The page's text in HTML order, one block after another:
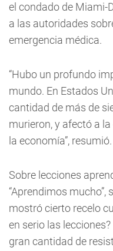
el condado de Miami-
a las autoridades
emergencia médica.
“Hubo un profundo
mundo. En Estados
cantidad de más de
murieron, y afectó a
la economía”, resumió.
Sobre lecciones
“Aprendimos mucho”,
mostró cierto recelo
en serio las
gran cantidad de